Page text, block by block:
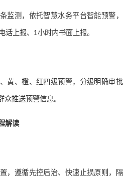
监测，依托智慧水务平台智能预警，
话上报、1小时内书面上报。
黄、橙、红四级预警，分级明确审批
推送预警信息。
解读
，遵循先控后治、快速止损原则，隔